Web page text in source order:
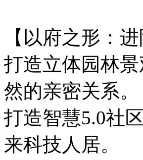
【以府之形：
打造立体园林
然的亲密关系。
打造智慧5.0社
来科技人居。